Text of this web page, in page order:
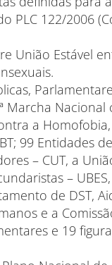
PLC 122/2006
União Estável
Marcha
a
99 Entidades
– CUT, a
–
de DST,
e a
e 19